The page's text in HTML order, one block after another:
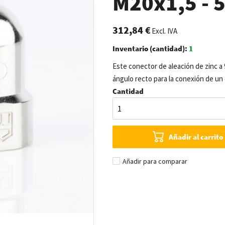
312,84 €Excl. IVA
Inventario (cantidad): 1
Este conector de aleación de zinc
ángulo recto para la conexión de un
Cantidad
Añadir al carrito
Añadir para comparar